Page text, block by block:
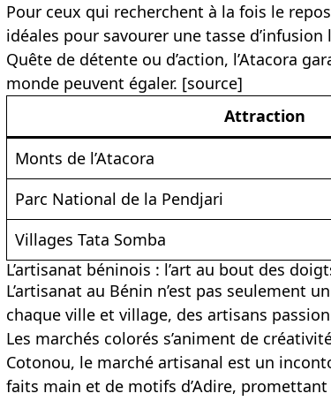
Pour ceux qui recherchent à la fois le
idéales pour savourer une tasse
Quête de détente ou d’action, l’Atacora
monde peuvent égaler. [source]
Attraction
Monts de l’Atacora
Parc National de la Pendjari
Villages Tata Somba
L’artisanat béninois : l’art au bout des
L’artisanat au Bénin n’est pas seulement
chaque ville et village, des artisans
Les marchés colorés s’animent de
Cotonou, le marché artisanal est un
faits main et de motifs d’Adire,